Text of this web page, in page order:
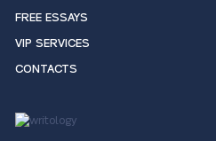
FREE ESSAYS
VIP SERVICES
CONTACTS